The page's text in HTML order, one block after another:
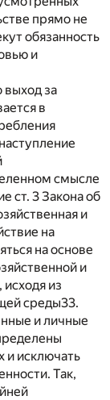
прямо не
обязанность
и
выход за
в
смысле
ст. 3 Закона об
и
на
на основе
и
из
среды33.
и личные
и исключать
Так,